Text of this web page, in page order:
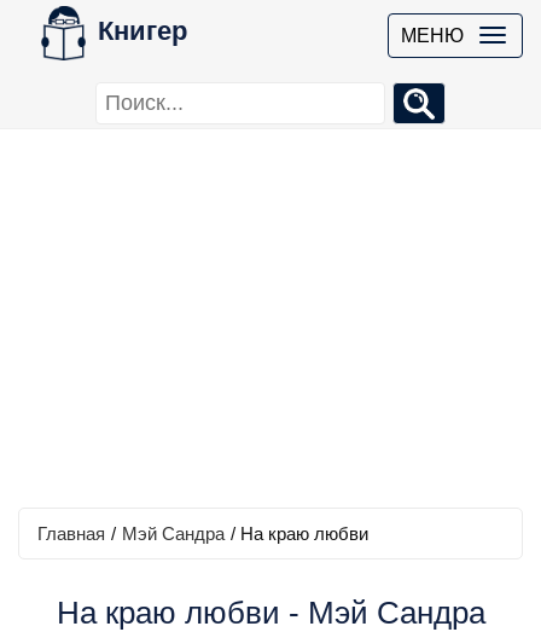
Книгер МЕНЮ
Главная / Мэй Сандра / На краю любви
На краю любви - Мэй Сандра